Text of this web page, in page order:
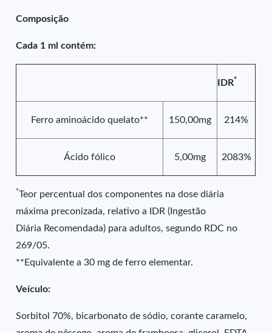
Composição
Cada 1 ml contém:
IDR*
Ferro aminoácido quelato** 150,00mg 214%
Ácido fólico 5,00mg 2083%
*Teor percentual dos componentes na dose diária
máxima preconizada, relativo a IDR (Ingestão
Diária Recomendada) para adultos, segundo RDC no
269/05.
**Equivalente a 30 mg de ferro elementar.
Veículo:
Sorbitol 70%, bicarbonato de sódio, corante caramelo,